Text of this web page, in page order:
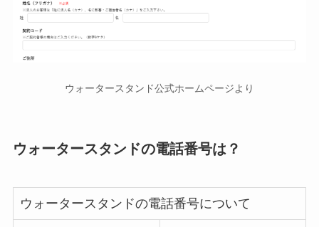
ウォータースタンド公式ホームページより
ウォータースタンドの電話番号は？
ウォータースタンドの電話番号について